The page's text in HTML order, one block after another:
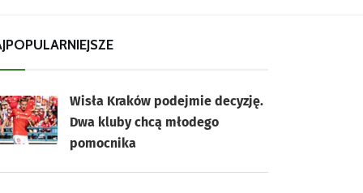
Wisła Kraków podejmie decyzję.
Dwa kluby chcą młodego
pomocnika